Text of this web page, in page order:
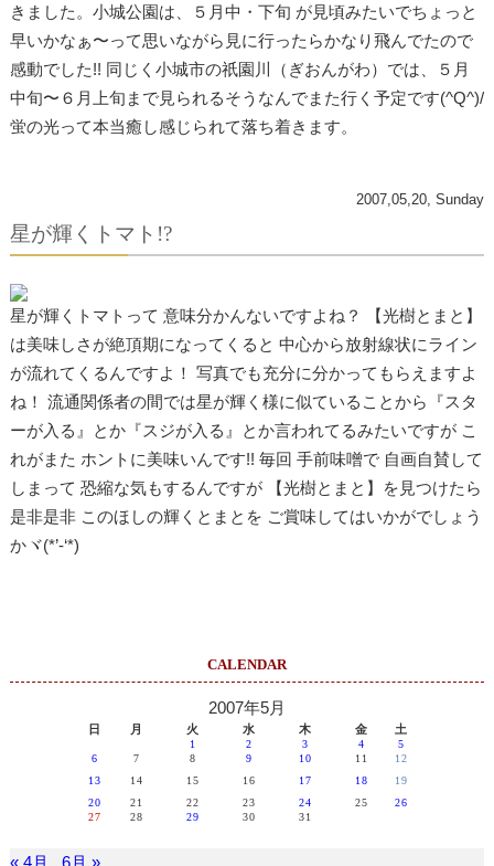
きました。小城公園は、５月中・下旬 が見頃みたいでちょっと
早いかなぁ〜って思いながら見に行ったらかなり飛んでたので
感動でした!! 同じく小城市の祇園川（ぎおんがわ）では、５月
中旬〜６月上旬まで見られるそうなんでまた行く予定です(^Q^)/
蛍の光って本当癒し感じられて落ち着きます。
2007,05,20, Sunday
星が輝くトマト!?
星が輝くトマトって 意味分かんないですよね？ 【光樹とまと】
は美味しさが絶頂期になってくると 中心から放射線状にライン
が流れてくるんですよ！ 写真でも充分に分かってもらえますよ
ね！ 流通関係者の間では星が輝く様に似ていることから『スタ
ーが入る』とか『スジが入る』とか言われてるみたいですが こ
れがまた ホントに美味いんです!! 毎回 手前味噌で 自画自賛して
しまって 恐縮な気もするんですが 【光樹とまと】を見つけたら
是非是非 このほしの輝くとまとを ご賞味してはいかがでしょう
かヾ(*’-‘*)
CALENDAR
2007年5月
日 月 火 水 木 金 土
1 2 3 4
5
6
7 8 9 10 11
12
13
14 15 16 17 18
19
20
21 22 23 24 25
26
27
28 29 30 31